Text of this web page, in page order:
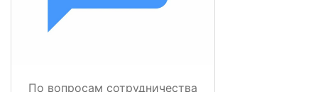
По вопросам сотрудничества